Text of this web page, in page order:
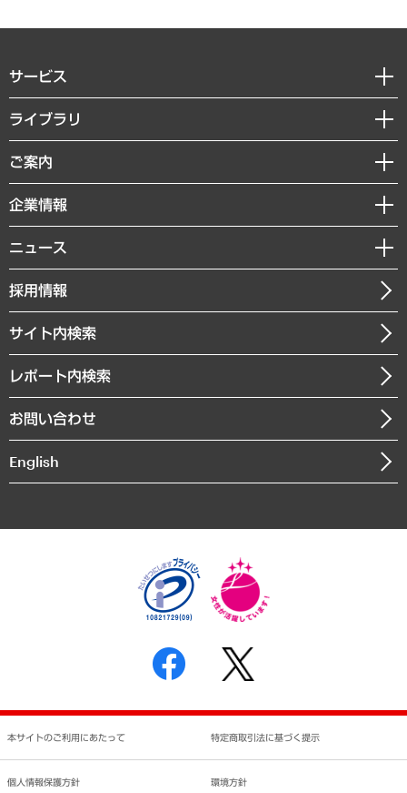
サービス
経営戦略
組織・人事戦略
デジタルイノベーション
共生・ダイバーシティ
GRC（ガバナンス・リスク・コンプライアンス）・防災（政策）
経済・産業・雇用・労働
まちづくり・観光・交通・スポーツ・スマートシティ
自然資源・農林水産業・食料システム
ライブラリ
経済調査
レポート
コラム
経営用語集
受託・受注実績（官公庁関連）
メディア掲載・出演
ご案内
セミナー・イベント情報
MUFGビジネスセミナー
受託案件情報
企業情報
私たちの想い
社長メッセージ
会社概要
沿革
組織図・本部部室紹介
インドネシア現地法人
個人情報保護方針
反社会的勢力に対する基本方針
書面による個人情報の開示等の請求の手続きについて
ニュース
ニュースリリース
お知らせ
採用情報
サイト内検索
レポート内検索
お問い合わせ
English
本サイトのご利用にあたって 特定商取引法に基づく提示
個人情報保護方針 環境方針